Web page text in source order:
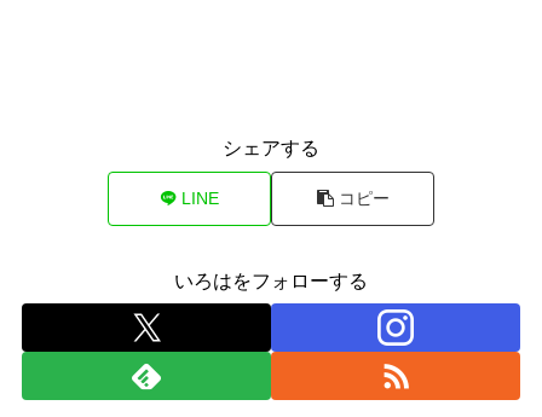
シェアする
LINE コピー
いろはをフォローする